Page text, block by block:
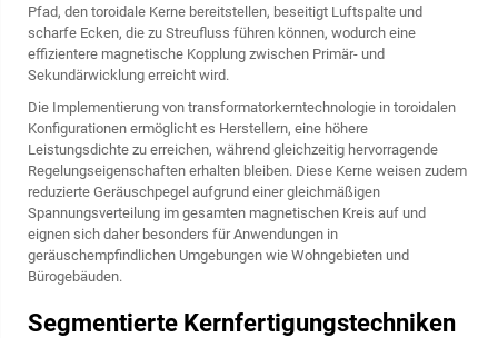
Pfad, den toroidale Kerne bereitstellen, beseitigt Luftspalte und
scharfe Ecken, die zu Streufluss führen können, wodurch eine
effizientere magnetische Kopplung zwischen Primär- und
Sekundärwicklung erreicht wird.
Die Implementierung von transformatorkerntechnologie in toroidalen
Konfigurationen ermöglicht es Herstellern, eine höhere
Leistungsdichte zu erreichen, während gleichzeitig hervorragende
Regelungseigenschaften erhalten bleiben. Diese Kerne weisen zudem
reduzierte Geräuschpegel aufgrund einer gleichmäßigen
Spannungsverteilung im gesamten magnetischen Kreis auf und
eignen sich daher besonders für Anwendungen in
geräuschempfindlichen Umgebungen wie Wohngebieten und
Bürogebäuden.
Segmentierte Kernfertigungstechniken